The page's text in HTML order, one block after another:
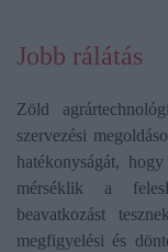
Jobb rálátás
Zöld
szervezési
hatékonyságát,
mérséklik a
beavatkozást
megfigyelési és